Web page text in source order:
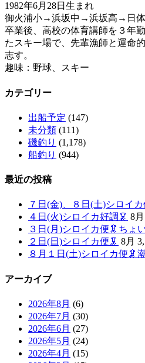
1982年6月28日生まれ
御火浦小→浜坂中→浜坂高→日
卒業後、高校の体育講師を３年
たスキー場で、先輩漁師と運命
志す。
趣味：野球、スキー
カテゴリー
出船予定 (147)
未分類 (111)
磯釣り (1,178)
船釣り (944)
最近の投稿
７日(金)、８日(土)シロイカ
４日(火)シロイカ好調🦑 8
３日(月)シロイカ便🦑ちょ
２日(日)シロイカ便🦑 8月
８月１日(土)シロイカ便🦑
アーカイブ
2026年8月 (6)
2026年7月 (30)
2026年6月 (27)
2026年5月 (24)
2026年4月 (15)